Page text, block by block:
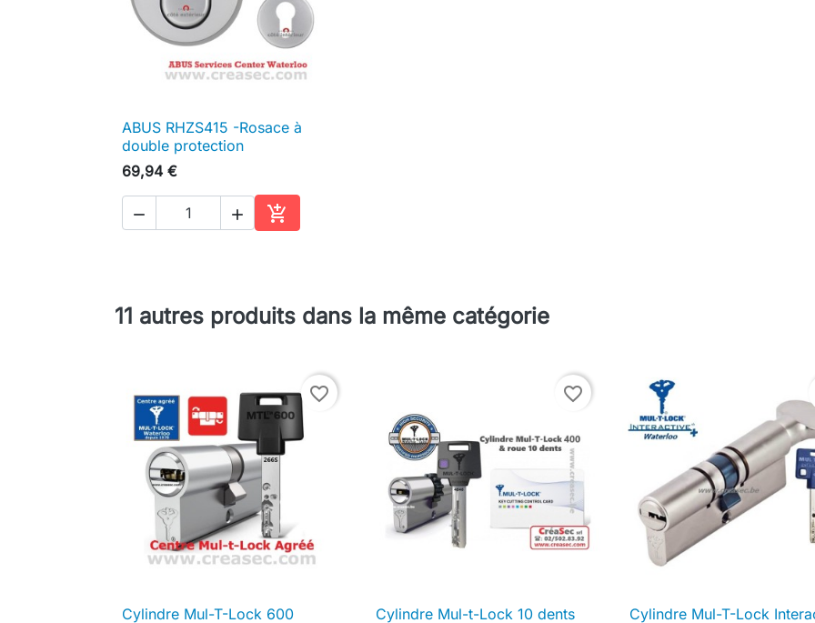
 Aperçu rapide
ABUS RHZS415 -Rosace à
double protection
69,94 €
  
Ajouter au panier
11 autres produits dans la même catégorie
favorite_border
Cylindre Mul-T-Lock 600
favorite_border
Cylindre Mul-t-Lock 10 dents
Cylindre Mul-T-Lock